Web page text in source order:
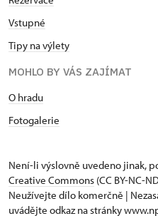
Vstupné
Tipy na výlety
MOHLO BY VÁS ZAJÍMAT
O hradu
Fotogalerie
Není-li výslovně uvedeno jinak,
Creative Commons (CC BY-NC-
Neužívejte dílo komerčně |
uvádějte odkaz na stránky